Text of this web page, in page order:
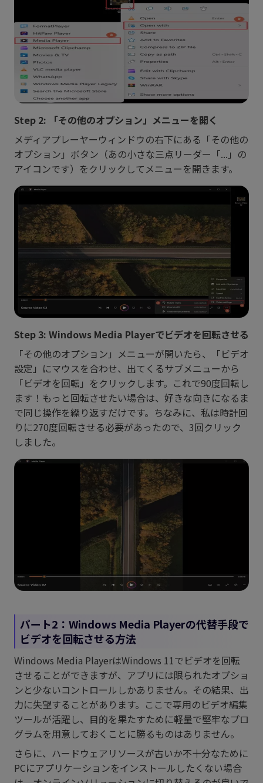
Step 2: 「その他のオプション」メニューを開く
メディアプレーヤーウィンドウの右下にある「その他の
オプション」ボタン（あの小さな三点リーダー「...」の
アイコンです）をクリックしてメニューを開きます。
Step 3: Windows Media Playerでビデオを回転させる
「その他のオプション」メニューが開いたら、「ビデオ
設定」にマウスを合わせ、出てくるサブメニューから
「ビデオを回転」をクリックします。これで90度回転し
ます！もっと回転させたい場合は、好きな向きになるま
で同じ操作を繰り返すだけです。ちなみに、私は時計回
りに270度回転させる必要があったので、3回クリック
しました。
パート2：Windows Media Playerの代替手段で
ビデオを回転させる方法
Windows Media PlayerはWindows 11でビデオを回転
させることができますが、アプリには限られたオプショ
ンと少ないコントロールしかありません。その結果、出
力に失望することがあります。ここで専用のビデオ編集
ツールが活躍し、目的を果たすために軽量で堅牢なプロ
グラムを用意しておくことに勝るものはありません。
さらに、ハードウェアリソースが古いか不十分なために
PCにアプリケーションをインストールしたくない場合